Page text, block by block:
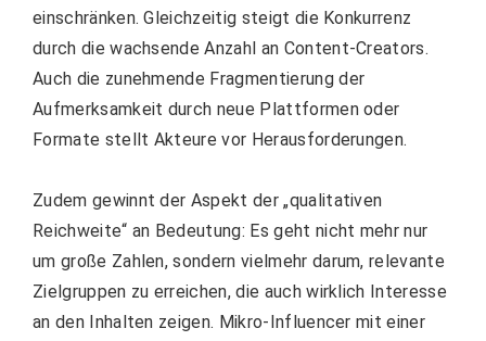
einschränken. Gleichzeitig steigt die Konkurrenz
durch die wachsende Anzahl an Content-Creators.
Auch die zunehmende Fragmentierung der
Aufmerksamkeit durch neue Plattformen oder
Formate stellt Akteure vor Herausforderungen.
Zudem gewinnt der Aspekt der „qualitativen
Reichweite“ an Bedeutung: Es geht nicht mehr nur
um große Zahlen, sondern vielmehr darum, relevante
Zielgruppen zu erreichen, die auch wirklich Interesse
an den Inhalten zeigen. Mikro-Influencer mit einer